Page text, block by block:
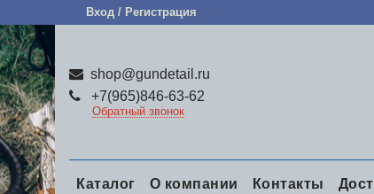
Вход / Регистрация
shop@gundetail.ru
+7(965)846-63-62
Обратный звонок
Каталог О компании Контакты